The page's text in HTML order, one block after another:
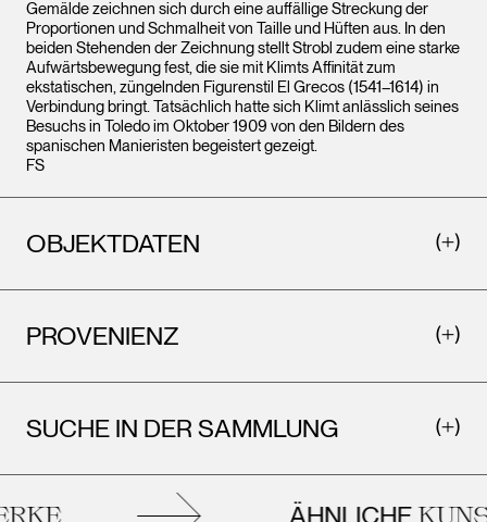
Gemälde zeichnen sich durch eine auffällige Streckung der
Proportionen und Schmalheit von Taille und Hüften aus. In den
beiden Stehenden der Zeichnung stellt Strobl zudem eine starke
Aufwärtsbewegung fest, die sie mit Klimts Affinität zum
ekstatischen, züngelnden Figurenstil El Grecos (1541–1614) in
Verbindung bringt. Tatsächlich hatte sich Klimt anlässlich seines
Besuchs in Toledo im Oktober 1909 von den Bildern des
spanischen Manieristen begeistert gezeigt.
FS
OBJEKTDATEN
PROVENIENZ
SUCHE IN DER SAMMLUNG
ÄHNLICHE